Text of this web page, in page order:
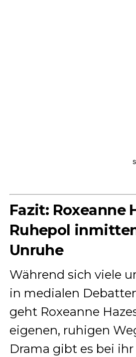
Fazit: Roxeanne
Ruhepol
Unruhe
Während sich viele
in medialen
geht Roxeanne
eigenen, ruhigen
Drama gibt es bei ihr